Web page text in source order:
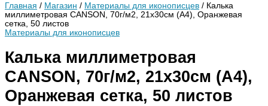
Главная / Магазин / Материалы для иконописцев / Калька
миллиметровая CANSON, 70г/м2, 21х30см (А4), Оранжевая
сетка, 50 листов
Материалы для иконописцев
Калька миллиметровая
CANSON, 70г/м2, 21х30см (А4),
Оранжевая сетка, 50 листов